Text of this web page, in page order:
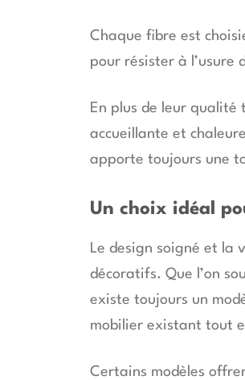
Chaque fibre est
pour résister à l’usure
En plus de leur qualité
accueillante et
apporte toujours une
Un choix idéal
Le design soigné et la
décoratifs. Que l’on
existe toujours un
mobilier existant tout
Certains modèles